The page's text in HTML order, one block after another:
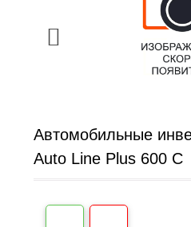
Автомобильные
Auto Line Plus 600 C